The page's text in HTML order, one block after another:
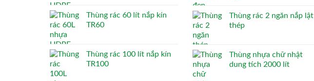
Thùng rác 60 lít nắp kín
TR60
Thùng rác 100 lít nắp kín
TR100
Thùng rác 2 ngăn nắp lật
thép
Thùng nhựa chữ nhật
dung tích 2000 lít